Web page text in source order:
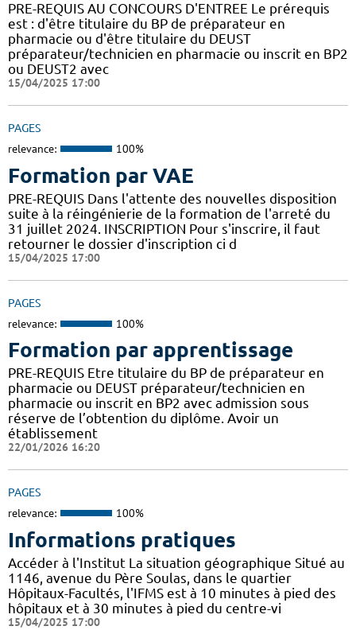
PRE-REQUIS AU CONCOURS D'ENTREE Le prérequis
est : d'être titulaire du BP de préparateur en
pharmacie ou d'être titulaire du DEUST
préparateur/technicien en pharmacie ou inscrit en BP2
ou DEUST2 avec
15/04/2025 17:00
PAGES
relevance: 100%
Formation par VAE
PRE-REQUIS Dans l'attente des nouvelles disposition
suite à la réingénierie de la formation de l'arreté du
31 juillet 2024. INSCRIPTION Pour s'inscrire, il faut
retourner le dossier d'inscription ci d
15/04/2025 17:00
PAGES
relevance: 100%
Formation par apprentissage
PRE-REQUIS Etre titulaire du BP de préparateur en
pharmacie ou DEUST préparateur/technicien en
pharmacie ou inscrit en BP2 avec admission sous
réserve de l’obtention du diplôme. Avoir un
établissement
22/01/2026 16:20
PAGES
relevance: 100%
Informations pratiques
Accéder à l'Institut La situation géographique Situé au
1146, avenue du Père Soulas, dans le quartier
Hôpitaux-Facultés, l'IFMS est à 10 minutes à pied des
hôpitaux et à 30 minutes à pied du centre-vi
15/04/2025 17:00